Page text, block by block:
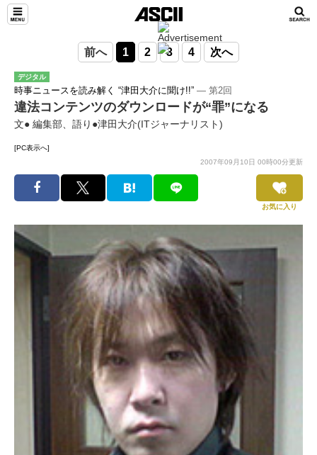
前へ 1 2 3 4 次へ
デジタル
時事ニュースを読み解く “津田大介に聞け!!” ― 第2回
違法コンテンツのダウンロードが“罪”になる
文● 編集部、語り●津田大介(ITジャーナリスト)
[PC表示へ]
2007年09月10日 00時00分更新
お気に入り